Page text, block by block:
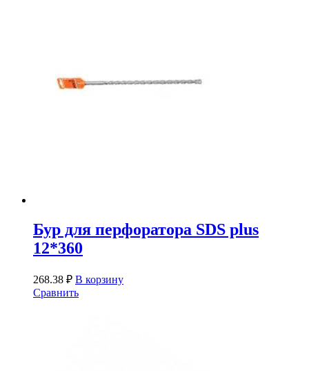
Бур для перфоратора SDS plus
12*360
268.38 ₽ В корзину
Сравнить